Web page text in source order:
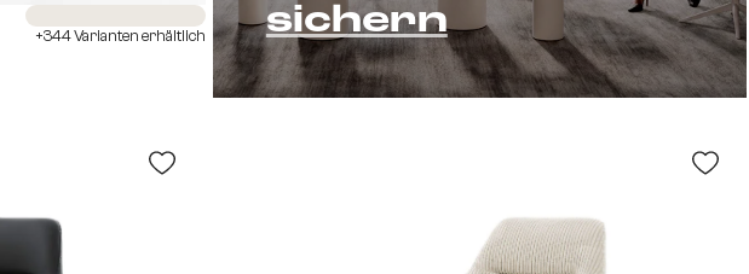
sichern
Sofort versandfertig
+344 Varianten erhältlich